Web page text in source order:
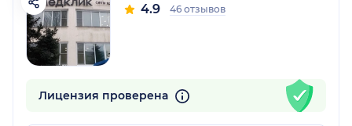
4.9 46 отзывов
Лицензия проверена